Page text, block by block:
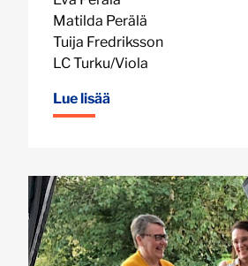
Matilda Perälä
Tuija Fredriksson
LC Turku/Viola
Lue lisää